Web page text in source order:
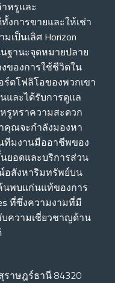
หรูและ
งการขายและให้เช่า
เป็นเลิศ Horizon
ฐานะจุดหมายปลาย
ของการใช้ชีวิตใน
ตโฟลิโอของพวกเขา
ละได้รับการดูแล
รูหราความสะดวก
คุณจะกําลังมองหา
ทีมงานมืออาชีพของ
ยอดและบริการส่วน
อสังหาริมทรัพย์บน
พบแก่นแท้ของการ
ที่ซึ่งความงามที่มี
ความเชี่ยวชาญด้าน
ราษฎร์ธานี 84320